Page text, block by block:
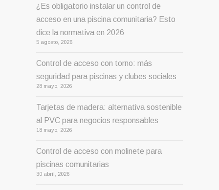
¿Es obligatorio instalar un control de
acceso en una piscina comunitaria? Esto
dice la normativa en 2026
5 agosto, 2026
Control de acceso con torno: más
seguridad para piscinas y clubes sociales
28 mayo, 2026
Tarjetas de madera: alternativa sostenible
al PVC para negocios responsables
18 mayo, 2026
Control de acceso con molinete para
piscinas comunitarias
30 abril, 2026